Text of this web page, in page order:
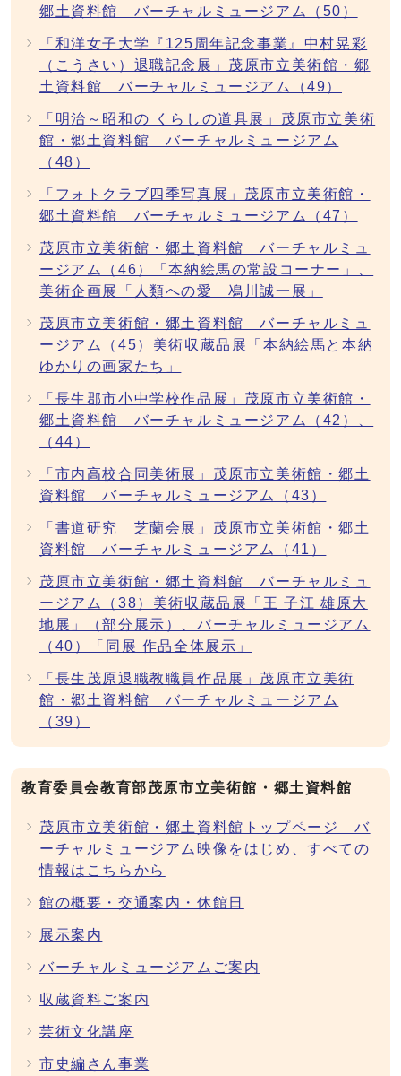
郷土資料館 バーチャルミュージアム（50）
「和洋女子大学『125周年記念事業』中村晃彩
（こうさい）退職記念展」茂原市立美術館・郷
土資料館 バーチャルミュージアム（49）
「明治～昭和の くらしの道具展」茂原市立美術
館・郷土資料館 バーチャルミュージアム
（48）
「フォトクラブ四季写真展」茂原市立美術館・
郷土資料館 バーチャルミュージアム（47）
茂原市立美術館・郷土資料館 バーチャルミュ
ージアム（46）「本納絵馬の常設コーナー」、
美術企画展「人類への愛 鳰川誠一展」
茂原市立美術館・郷土資料館 バーチャルミュ
ージアム（45）美術収蔵品展「本納絵馬と本納
ゆかりの画家たち」
「長生郡市小中学校作品展」茂原市立美術館・
郷土資料館 バーチャルミュージアム（42）、
（44）
「市内高校合同美術展」茂原市立美術館・郷土
資料館 バーチャルミュージアム（43）
「書道研究 芝蘭会展」茂原市立美術館・郷土
資料館 バーチャルミュージアム（41）
茂原市立美術館・郷土資料館 バーチャルミュ
ージアム（38）美術収蔵品展「王 子江 雄原大
地展」（部分展示）、バーチャルミュージアム
（40）「同展 作品全体展示」
「長生茂原退職教職員作品展」茂原市立美術
館・郷土資料館 バーチャルミュージアム
（39）
教育委員会教育部茂原市立美術館・郷土資料館
茂原市立美術館・郷土資料館トップページ バ
ーチャルミュージアム映像をはじめ、すべての
情報はこちらから
館の概要・交通案内・休館日
展示案内
バーチャルミュージアムご案内
収蔵資料ご案内
芸術文化講座
市史編さん事業